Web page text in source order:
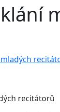
recitátorů